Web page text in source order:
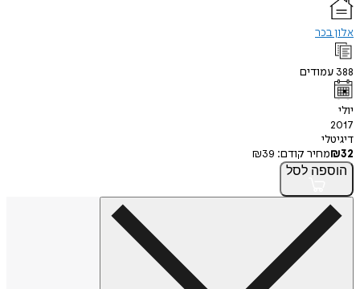
אלון בכר
388 עמודים
יולי
2017
דיגיטלי
₪32 מחיר קודם: ₪39
הוספה לסל